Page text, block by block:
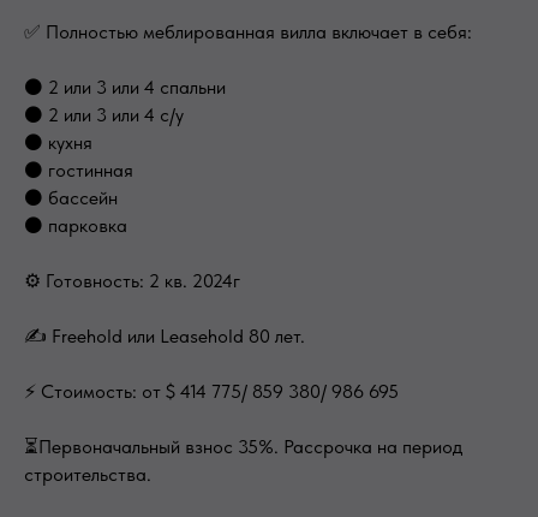
✅ Полностью меблированная вилла включает в себя:
⚫ 2 или 3 или 4 спальни
⚫ 2 или 3 или 4 с/у
⚫ кухня
⚫ гостинная
⚫ бассейн
⚫ парковка
⚙ Готовность: 2 кв. 2024г
✍ Freehold или Leasehold 80 лет.
⚡ Стоимость: от $ 414 775/ 859 380/ 986 695
⏳Первоначальный взнос 35%. Рассрочка на период
строительства.